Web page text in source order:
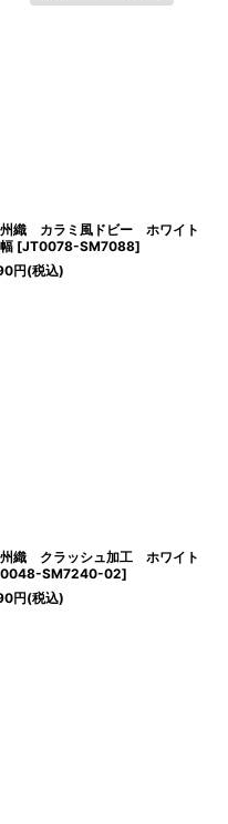
織 カラミ風ドビー ホワイト
[JT0078-SM7088]
円(税込)
織 クラッシュ加工 ホワイト
SM7240-02]
円(税込)